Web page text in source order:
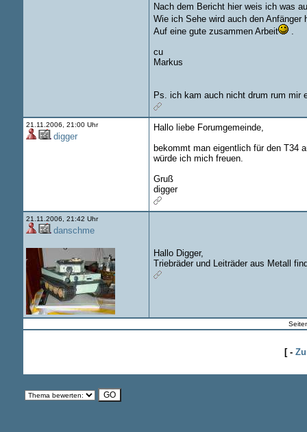
Nach dem Bericht hier weis ich was
Wie ich Sehe wird auch den Anfänger
Auf eine gute zusammen Arbeit
.
cu
Markus
Ps. ich kam auch nicht drum rum mir
21.11.2006, 21:00 Uhr
digger
Hallo liebe Forumgemeinde,
bekommt man eigentlich für den T34
würde ich mich freuen.
Gruß
digger
21.11.2006, 21:42 Uhr
danschme
Hallo Digger,
Triebräder und Leiträder aus Metall
[ -